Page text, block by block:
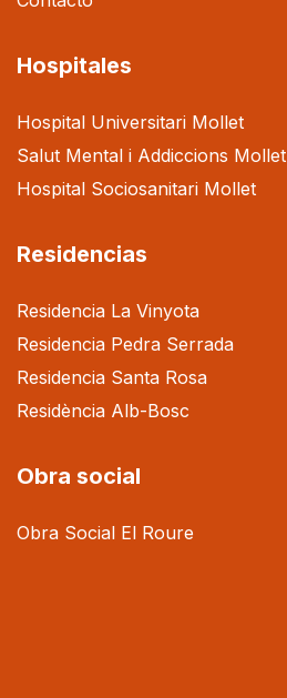
Hospitales
Hospital Universitari Mollet
Salut Mental i Addiccions Mollet
Hospital Sociosanitari Mollet
Residencias
Residencia La Vinyota
Residencia Pedra Serrada
Residencia Santa Rosa
Residència Alb-Bosc
Obra social
Obra Social El Roure